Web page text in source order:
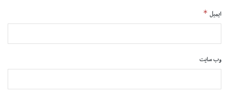
ایمیل *
وب‌ سایت